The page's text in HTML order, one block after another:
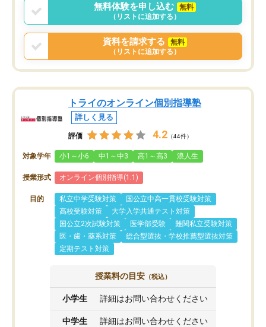
無料体験を申し込む
無料
（リストに追加する）
資料を請求する
無料
（リストに追加する）
トライのオンライン個別指導塾
詳しく見る
評価 4.2 （44件）
対象学年 小1～小6 中1～中3 高1～高3 浪人生
授業形式 オンライン個別指導(1:1)
目的 私立中学受験対策
国公立中高一貫校受験対策
高校受験対策
大学入学共通テスト対策
国公立2次試験対策
医学部受験
難関私立受験対策
医・歯・薬系対策
総合型選抜・学校推薦型選抜対策
定期テスト対策
授業料の目安 （税込）
小学生 詳細はお問い合わせください
中学生 詳細はお問い合わせください